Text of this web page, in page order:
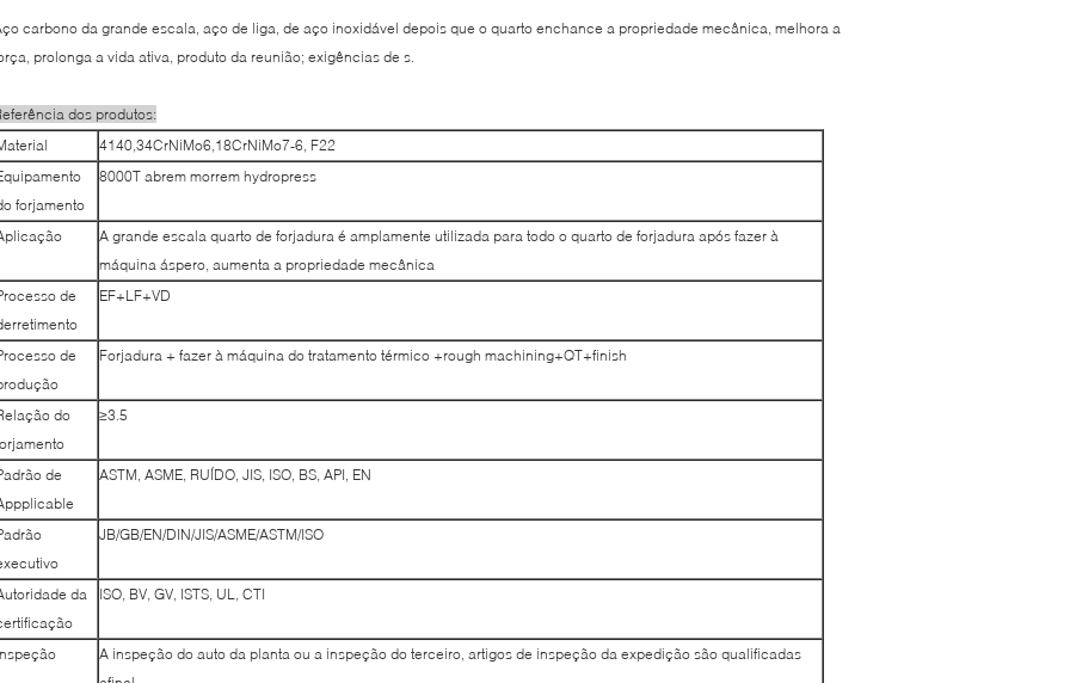
carbono da grande escala, aço de liga, de aço inoxidável depois que o quarto enchance a propriedade mecânica, melhora a
prolonga a vida ativa, produto da reunião; exigências de s.
dos produtos:
4140,34CrNiMo6,18CrNiMo7-6, F22
forjamento
8000T abrem morrem hydropress
A grande escala quarto de forjadura é amplamente utilizada para todo o quarto de forjadura após fazer à
máquina áspero, aumenta a propriedade mecânica
de
EF+LF+VD
de
Forjadura + fazer à máquina do tratamento térmico +rough machining+QT+finish
do
≥3.5
de
ASTM, ASME, RUÍDO, JIS, ISO, BS, API, EN
JB/GB/EN/DIN/JIS/ASME/ASTM/ISO
da
ISO, BV, GV, ISTS, UL, CTI
A inspeção do auto da planta ou a inspeção do terceiro, artigos de inspeção da expedição são qualificadas